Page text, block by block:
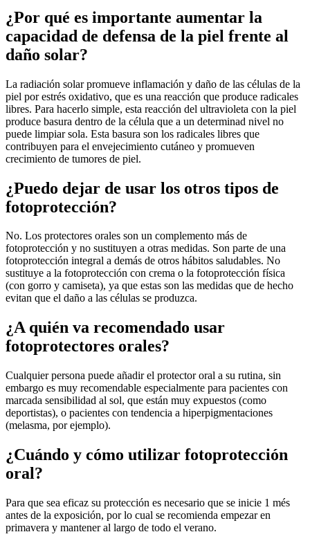
¿Por qué es importante aumentar la
capacidad de defensa de la piel frente al
daño solar?
La radiación solar promueve inflamación y daño de las células de la
piel por estrés oxidativo, que es una reacción que produce radicales
libres. Para hacerlo simple, esta reacción del ultravioleta con la piel
produce basura dentro de la célula que a un determinad nivel no
puede limpiar sola. Esta basura son los radicales libres que
contribuyen para el envejecimiento cutáneo y promueven
crecimiento de tumores de piel.
¿Puedo dejar de usar los otros tipos de
fotoprotección?
No. Los protectores orales son un complemento más de
fotoprotección y no sustituyen a otras medidas. Son parte de una
fotoprotección integral a demás de otros hábitos saludables. No
sustituye a la fotoprotección con crema o la fotoprotección física
(con gorro y camiseta), ya que estas son las medidas que de hecho
evitan que el daño a las células se produzca.
¿A quién va recomendado usar
fotoprotectores orales?
Cualquier persona puede añadir el protector oral a su rutina, sin
embargo es muy recomendable especialmente para pacientes con
marcada sensibilidad al sol, que están muy expuestos (como
deportistas), o pacientes con tendencia a hiperpigmentaciones
(melasma, por ejemplo).
¿Cuándo y cómo utilizar fotoprotección
oral?
Para que sea eficaz su protección es necesario que se inicie 1 més
antes de la exposición, por lo cual se recomienda empezar en
primavera y mantener al largo de todo el verano.